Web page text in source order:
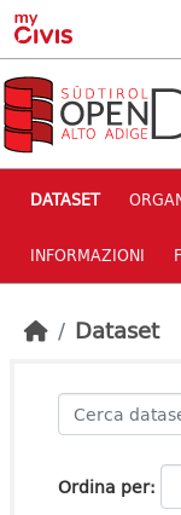
Skip to main content
DATASET
INFORMAZIONI
Dataset
Ordina per